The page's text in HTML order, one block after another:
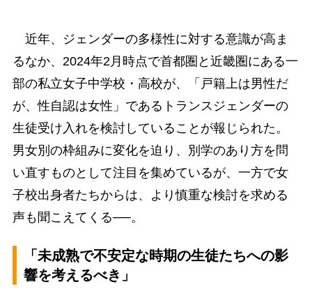
近年、ジェンダーの多様性に対する意識が高ま
るなか、2024年2月時点で首都圏と近畿圏にある一
部の私立女子中学校・高校が、「戸籍上は男性だ
が、性自認は女性」であるトランスジェンダーの
生徒受け入れを検討していることが報じられた。
男女別の枠組みに変化を迫り、別学のあり方を問
い直すものとして注目を集めているが、一方で女
子校出身者たちからは、より慎重な検討を求める
声も聞こえてくる──。
「未成熟で不安定な時期の生徒たちへの影
響を考えるべき」